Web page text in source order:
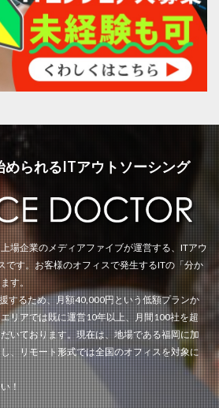
められるITアウトソーシング
場企業のメディアファイブが運営する、ITアウ
です。お客様のオフィスで発生するITの「分か
す。
するため、月額40,000円という低額プランか
リアでは既に運営10年以上、月間100社を超
いております。現在は、地場である福岡に加
、リモート形式では全国のオフィスを対象に
！